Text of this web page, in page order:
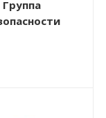
Группа